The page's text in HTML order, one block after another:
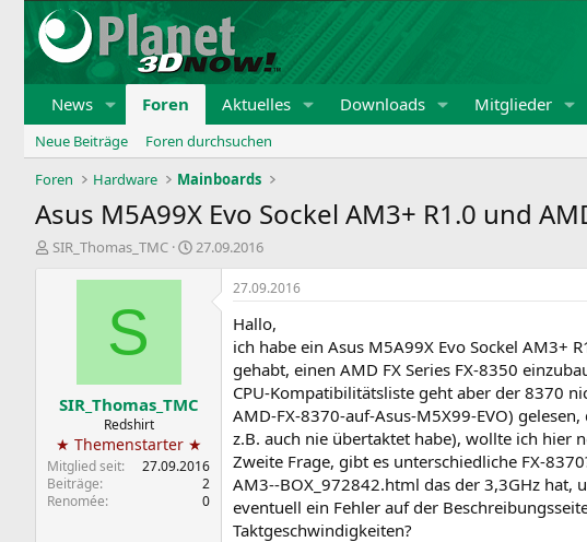
News Foren Aktuelles Downloads Mitglieder
Neue Beiträge
Foren durchsuchen
Foren
Hardware Mainboards
Asus M5A99X Evo Sockel AM3+ R1.0 und
E
SIR_Thomas_TMC
E
a
27.09.2016
S
SIR_Thomas_TMC
Redshirt
★ Themenstarter ★
Mitglied seit
27.09.2016
Beiträge
2
Renomée
0
27.09.2016
Hallo,
ich habe ein Asus M5A99X Evo Sockel AM3+
gehabt, einen AMD FX Series FX-8350
CPU-Kompatibilitätsliste geht aber der 8370
AMD-FX-8370-auf-Asus-M5X99-EVO)
z.B. auch nie übertaktet habe), wollte ich hier
Zweite Frage, gibt es unterschiedliche FX-
AM3--BOX_972842.html das der 3,3GHz hat,
eventuell ein Fehler auf der
Taktgeschwindigkeiten?